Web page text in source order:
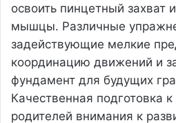
освоить пинцетный захват
мышцы. Различные
задействующие мелкие
координацию движений и
фундамент для будущих
Качественная подготовка
родителей внимания к